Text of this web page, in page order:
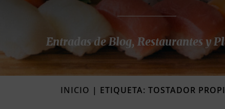
Entradas de Blog, Restaurantes y
INICIO | ETIQUETA: TOSTADOR